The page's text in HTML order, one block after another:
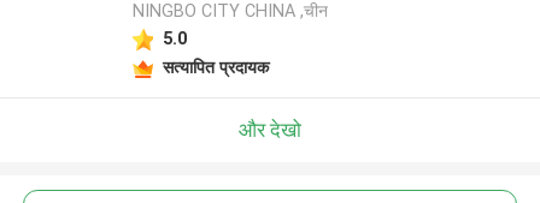
NINGBO CITY CHINA ,चीन
5.0
सत्यापित प्रदायक
और देखो